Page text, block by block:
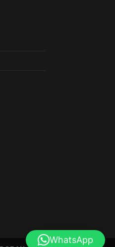
WhatsApp